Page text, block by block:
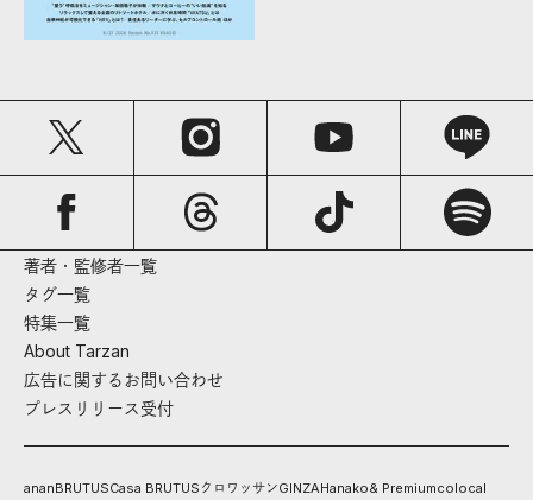
著者・監修者一覧
タグ一覧
特集一覧
About Tarzan
広告に関するお問い合わせ
プレスリリース受付
ananBRUTUSCasa BRUTUS クロワッサンGINZAHanako& Premiumcolocal